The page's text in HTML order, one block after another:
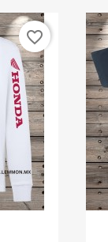
favorite_border